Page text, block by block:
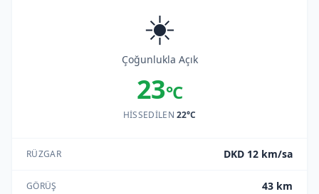
☀️
Çoğunlukla Açık
23°C
HISSEDILEN22°C
RÜZGAR DKD 12 km/sa
GÖRÜŞ 43 km